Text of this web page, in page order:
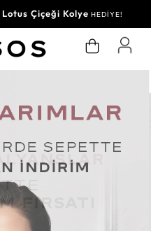
Lotus Çiçeği Kolye HEDİYE!